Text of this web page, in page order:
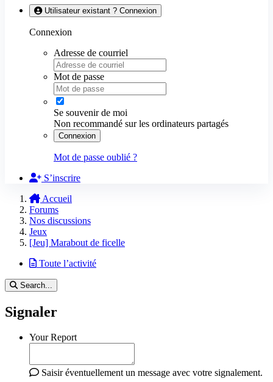
Utilisateur existant ? Connexion
Connexion
Adresse de courriel
Mot de passe
Se souvenir de moi
Non recommandé sur les ordinateurs partagés
Connexion
Mot de passe oublié ?
S’inscrire
Accueil
Forums
Nos discussions
Jeux
[Jeu] Marabout de ficelle
Toute l’activité
Search...
Signaler
Your Report
Saisir éventuellement un message avec votre signalement.